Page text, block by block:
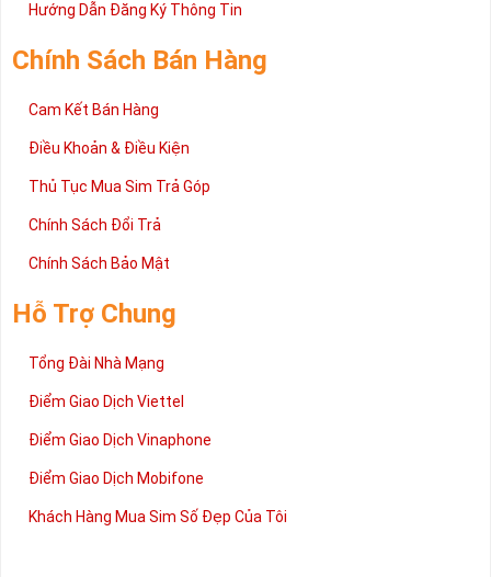
2 đang được rất nhiều khách hàng tin tưởng lựa chọn trên thị
cấp trong bài viết này sẽ giúp bạn hiểu rõ ý nghĩa và các bước đặt
mua sim số tại Sim Tiền Giang nhanh chóng nhất.
Chúc quý khách tìm được chiếc sim Tứ quý 2 như ý!
Hướng Dẫn Đăng Ký Thông Tin
Chính Sách Bán Hàng
Cam Kết Bán Hàng
Điều Khoản & Điều Kiện
Thủ Tục Mua Sim Trả Góp
Chính Sách Đổi Trả
Chính Sách Bảo Mật
Hỗ Trợ Chung
Tổng Đài Nhà Mạng
Điểm Giao Dịch Viettel
Điểm Giao Dịch Vinaphone
Điểm Giao Dịch Mobifone
Khách Hàng Mua Sim Số Đẹp Của Tôi